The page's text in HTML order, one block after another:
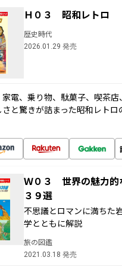
Ｈ０３ 昭和レトロ
歴史時代
2026.01.29 発売
電、乗り物、駄菓子、喫茶
と驚きが詰まった昭和レト
Ｗ０３ 世界の魅力的
３９選
不思議とロマンに満ちた
学とともに解説
旅の図鑑
2021.03.18 発売